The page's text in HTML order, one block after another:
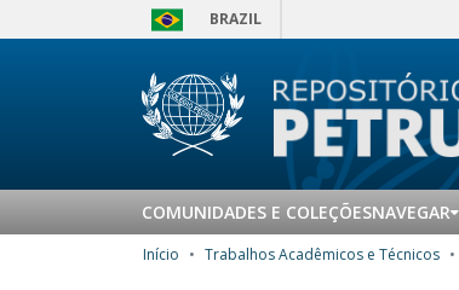
BRAZIL
COMUNIDADES E COLEÇÕESNAVEGAR
Início Trabalhos Acadêmicos e Técnicos